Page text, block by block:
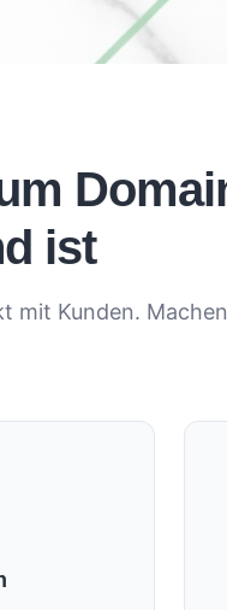
ist
mit Kunden.